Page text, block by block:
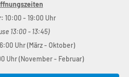
family hybrid frame
10:00 - 19:00 Uhr
13:00 - 13:45)
Uhr (März - Oktober)
Uhr (November - Februar)